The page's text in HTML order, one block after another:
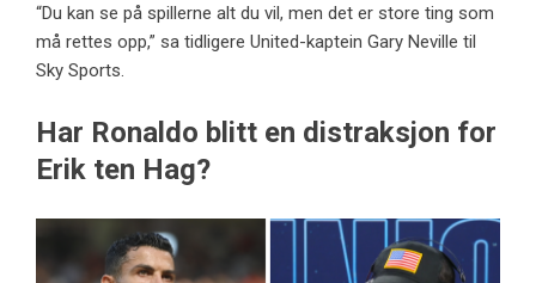
“Du kan se på spillerne alt du vil, men det er store ting som
må rettes opp,” sa tidligere United-kaptein Gary Neville til
Sky Sports.
Har Ronaldo blitt en distraksjon for
Erik ten Hag?